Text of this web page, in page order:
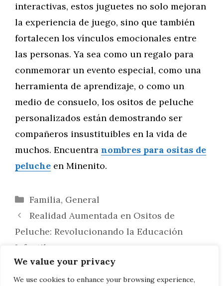
We value your privacy
We use cookies to enhance your browsing experience,
interactivas, estos juguetes no solo mejoran
la experiencia de juego, sino que también
fortalecen los vínculos emocionales entre
las personas. Ya sea como un regalo para
conmemorar un evento especial, como una
herramienta de aprendizaje, o como un
medio de consuelo, los ositos de peluche
personalizados están demostrando ser
compañeros insustituibles en la vida de
muchos. Encuentra nombres para ositas de
peluche en Minenito.
Categorías
Familia, General
Realidad Aumentada en Ositos de
Peluche: Revolucionando la Educación
Infantil
Vínculos de Ternura: La Influencia de los
Juguetes de Peluche en el Bienestar